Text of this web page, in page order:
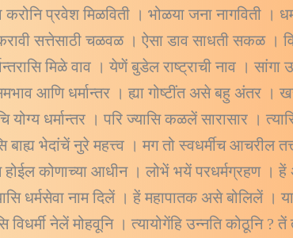
प्रवेश मिळविती । भोळया जना नागविती ।
सत्तेसाठी चळवळ । ऐसा डाव साधती सकळ ।
मिळे वाव । येणें बुडेल राष्ट्राची नाव ।
आणि धर्मान्तर । ह्या गोष्टींत असे बहु अंतर
योग्य धर्मान्तर । परि ज्यासि कळलें सारासार ।
बाह्य भेदांचें नुरे महत्त्व । मग तो स्वधर्मीच आचरील
कोणाच्या आधीन । लोभें भयें परधर्मग्रहण ।
धर्मसेवा नाम दिलें । हें महापातक असे बोलिलें ।
विधर्मी नेलें मोहवूनि । त्यायोगेंहि उन्नति कोठूनि